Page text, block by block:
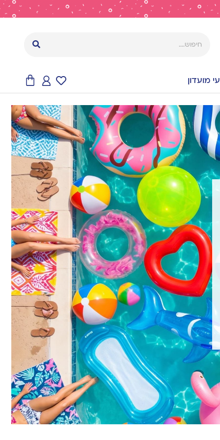
מועדון